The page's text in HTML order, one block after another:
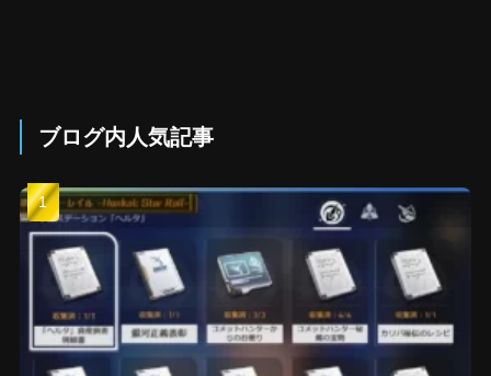
ブログ内人気記事